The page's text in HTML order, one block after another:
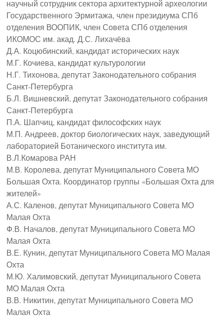
научный сотрудник сектора архитектурной археологии
Государственного Эрмитажа, член президиума СПб
отделения ВООПИК, член Совета СПб отделения
ИКОМОС им. акад. Д.С. Лихачёва
Д.А. Коцюбинский, кандидат исторических наук
М.Г. Кочиева, кандидат культурологии
Н.Г. Тихонова, депутат Законодательного собрания
Санкт-Петербурга
Б.Л. Вишневский, депутат Законодательного собрания
Санкт-Петербурга
П.А. Шапчиц, кандидат философских наук
М.П. Андреев, доктор биологических наук, заведующий
лабораторией Ботанического института им.
В.Л.Комарова РАН
М.В. Королева, депутат Муниципального Совета МО
Большая Охта. Координатор группы «Большая Охта для
жителей»
А.С. Каленов, депутат Муниципального Совета МО
Малая Охта
Ф.В. Началов, депутат Муниципального Совета МО
Малая Охта
В.Е. Кунин, депутат Муниципального Совета МО Малая
Охта
М.Ю. Халимовский, депутат Муниципального Совета
МО Малая Охта
В.В. Никитин, депутат Муниципального Совета МО
Малая Охта